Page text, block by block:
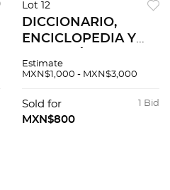
Lot 12
DICCIONARIO,
ENCICLOPEDIA Y
ARQUEOLÓGICAS.
ECLESIÁSTICA
INDIANA. Pzs 11
Estimate
MXN$1,000 - MXN$3,000
1 Bid
Sold for
MXN$800